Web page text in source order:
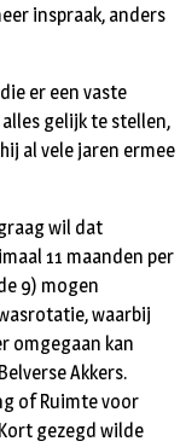
inspraak, anders
er een vaste
gelijk te stellen,
al vele jaren ermee
wil dat
11 maanden per
9) mogen
waarbij
omgegaan kan
Akkers.
of Ruimte voor
gezegd wilde